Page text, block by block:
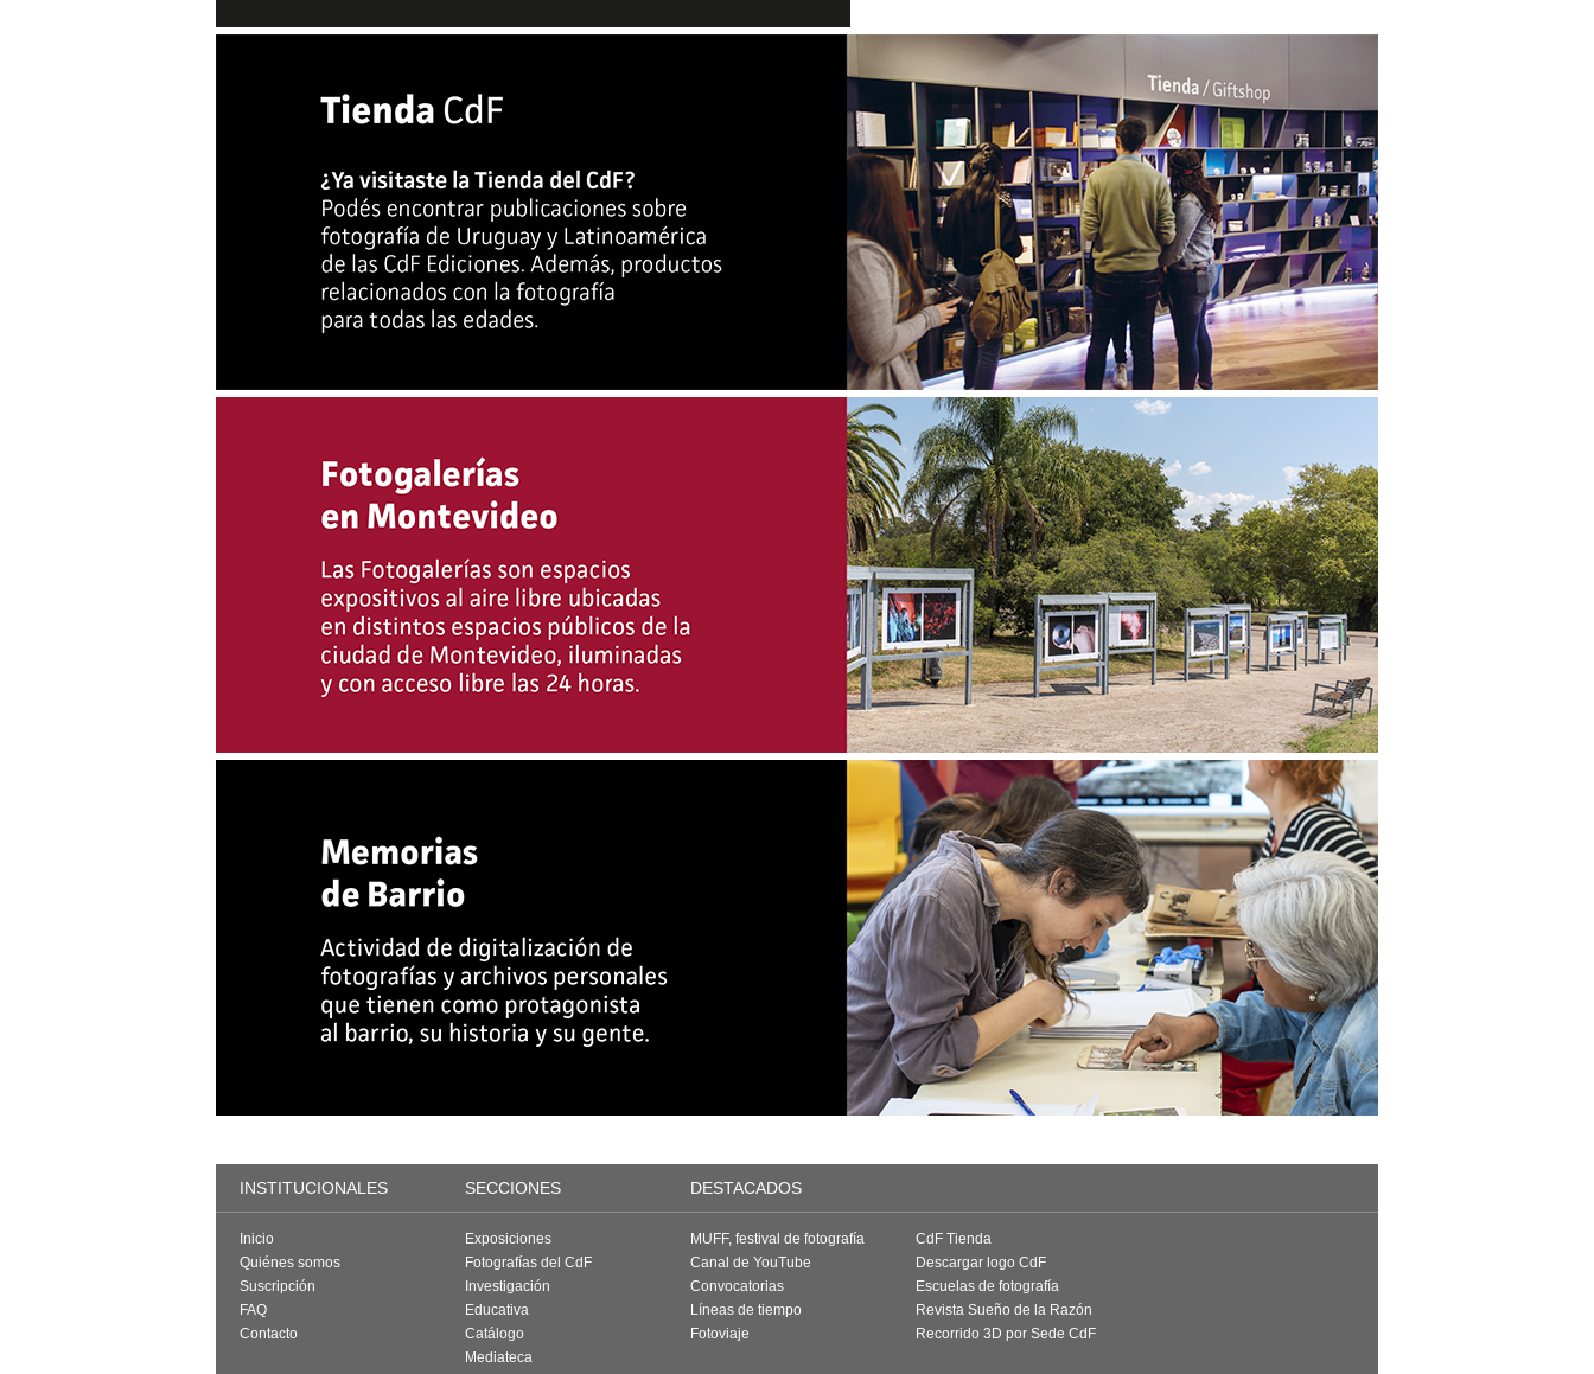
INSTITUCIONALES SECCIONES DESTACADOS
Inicio
Quiénes somos
Suscripción
FAQ
Contacto
Exposiciones
Fotografías del CdF
Investigación
Educativa
Catálogo
Mediateca
MUFF, festival de fotografía
Canal de YouTube
Convocatorias
Líneas de tiempo
Fotoviaje
CdF Tienda
Descargar logo CdF
Escuelas de fotografía
Revista Sueño de la Razón
Recorrido 3D por Sede CdF